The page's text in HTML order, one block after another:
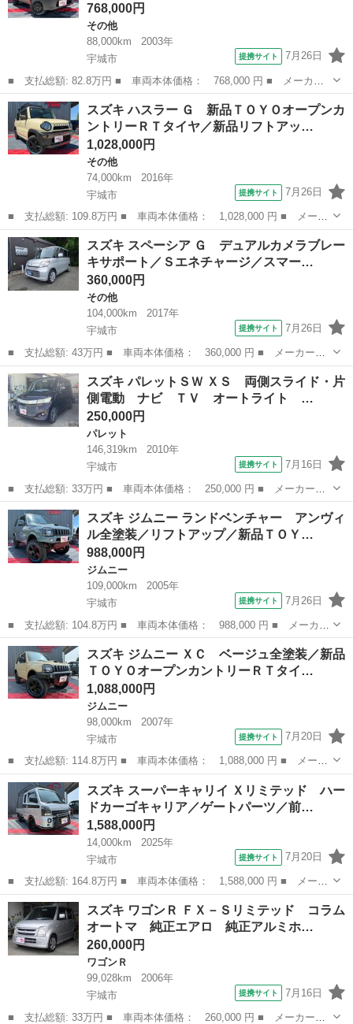
768,000円
その他
88,000km
2003年
宇城市
提携サイト 7月26日
■ 支払総額: 82.8万円 ■ 車両本体価格： 768,000 円 ■ メーカー
名： スズキ ■ 車種名： ツイン ■ グレード名： ガソリンＢ
エメラルドグレーメタリック全塗装／新品シートカバー／新品アルミ
ホイール／新...
熊本 宇城市 その他
スズキ ハスラー Ｇ 新品ＴＯＹＯオープンカ
ントリーＲＴタイヤ／新品リフトアッ…
1,028,000円
その他
74,000km
2016年
宇城市
提携サイト 7月26日
■ 支払総額: 109.8万円 ■ 車両本体価格： 1,028,000 円 ■ メーカ
ー名： スズキ ■ 車種名： ハスラー ■ グレード名： Ｇ 新品
ＴＯＹＯオープンカントリーＲＴタイヤ／新品リフトアップサス／新
品シート...
熊本 宇城市 その他
スズキ スペーシア Ｇ デュアルカメラブレー
キサポート／Ｓエネチャージ／スマー…
360,000円
その他
104,000km
2017年
宇城市
提携サイト 7月26日
■ 支払総額: 43万円 ■ 車両本体価格： 360,000 円 ■ メーカー
名： スズキ ■ 車種名： スペーシア ■ グレード名： Ｇ デュ
アルカメラブレーキサポート／Ｓエネチャージ／スマートキー／プッ
シュスタート／ド...
熊本 宇城市 その他
スズキ パレットＳＷ ＸＳ 両側スライド・片
側電動 ナビ ＴＶ オートライト …
250,000円
パレット
146,319km
2010年
宇城市
提携サイト 7月16日
■ 支払総額: 33万円 ■ 車両本体価格： 250,000 円 ■ メーカー
名： スズキ ■ 車種名： パレットＳＷ ■ グレード名： ＸＳ
両側スライド・片側電動 ナビ ＴＶ オートライト ＨＩＤ スマ
ートキー 電動格...
熊本 宇城市 パレット
スズキ ジムニー ランドベンチャー アンヴィ
ル全塗装／リフトアップ／新品ＴＯＹ…
988,000円
ジムニー
109,000km
2005年
宇城市
提携サイト 7月26日
■ 支払総額: 104.8万円 ■ 車両本体価格： 988,000 円 ■ メーカー
名： スズキ ■ 車種名： ジムニー ■ グレード名： ランドベン
チャー アンヴィル全塗装／リフトアップ／新品ＴＯＹＯオープンカ
ントリーＲ...
熊本 宇城市 ジムニー
スズキ ジムニー ＸＣ ベージュ全塗装／新品
ＴＯＹＯオープンカントリーＲＴタイ…
1,088,000円
ジムニー
98,000km
2007年
宇城市
提携サイト 7月20日
■ 支払総額: 114.8万円 ■ 車両本体価格： 1,088,000 円 ■ メーカ
ー名： スズキ ■ 車種名： ジムニー ■ グレード名： ＸＣ ベ
ージュ全塗装／新品ＴＯＹＯオープンカントリーＲＴタイヤ／新品シ
ートカバ...
熊本 宇城市 ジムニー
スズキ スーパーキャリイ Ｘリミテッド ハー
ドカーゴキャリア／ゲートパーツ／前…
1,588,000円
14,000km
2025年
宇城市
提携サイト 7月20日
■ 支払総額: 164.8万円 ■ 車両本体価格： 1,588,000 円 ■ メーカ
ー名： スズキ ■ 車種名： スーパーキャリイ ■ グレード名：
Ｘリミテッド ハードカーゴキャリア／ゲートパーツ／前後ドラレコ
／セーフ...
熊本 宇城市 スズキ
スズキ ワゴンＲ ＦＸ－Ｓリミテッド コラム
オートマ 純正エアロ 純正アルミホ…
260,000円
ワゴンＲ
99,028km
2006年
宇城市
提携サイト 7月16日
■ 支払総額: 33万円 ■ 車両本体価格： 260,000 円 ■ メーカー